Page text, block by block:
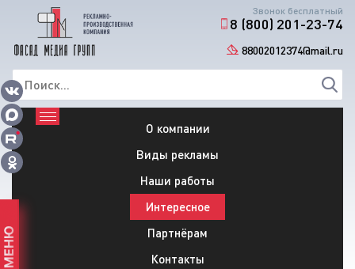
Звонок бесплатный
8 (800) 201-23-74
88002012374@mail.ru
О компании
Виды рекламы
Наши работы
Интересное
Партнёрам
Контакты
МЕНЮ